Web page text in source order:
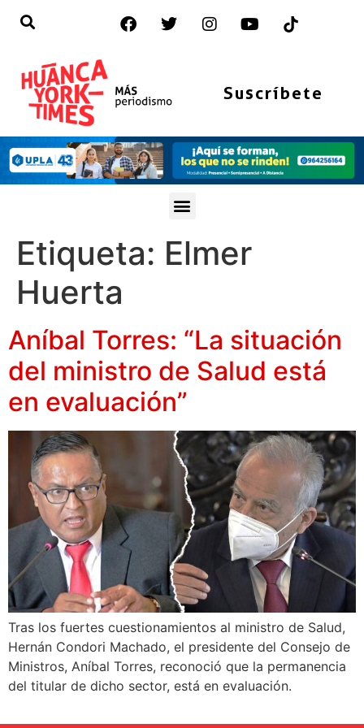
Suscríbete
Etiqueta: Elmer
Huerta
Aníbal Torres: “La situación
del ministro de Salud está
en evaluación”
Tras los fuertes cuestionamientos al ministro de Salud,
Hernán Condori Machado, el presidente del Consejo de
Ministros, Aníbal Torres, reconoció que la permanencia
del titular de dicho sector, está en evaluación.